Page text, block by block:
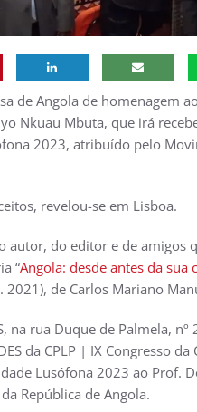
de Angola de homenagem
Nkuau Mbuta, que irá
2023, atribuído pelo
revelou-se em Lisboa.
autor, do editor e de amigos
“Angola: desde antes da sua
2021), de Carlos Mariano
na rua Duque de Palmela, nº
da CPLP | IX Congresso
Lusófona 2023 ao Prof.
República de Angola.